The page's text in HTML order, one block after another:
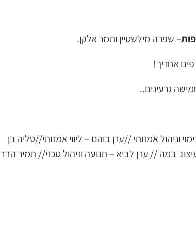
– שפרה מילשטיין ותמר אלקן.
אחריך!
גרעינים..
וניהול אמנותי //ערן בוהם – ליווי אמנותי//טליה בן
במה // ערן לביא – תנועה וניהול טכני// תמיר הדר